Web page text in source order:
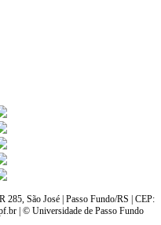
São José | Passo Fundo/RS | CEP:
| © Universidade de Passo Fundo